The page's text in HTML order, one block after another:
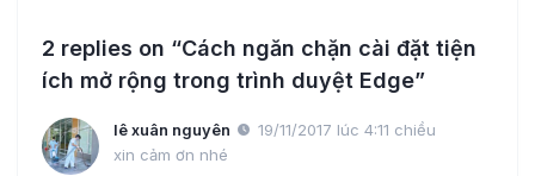
2 replies on “Cách ngăn chặn cài đặt tiện
ích mở rộng trong trình duyệt Edge”
lê xuân nguyên
19/11/2017 lúc 4:11 chiều
xin cảm ơn nhé